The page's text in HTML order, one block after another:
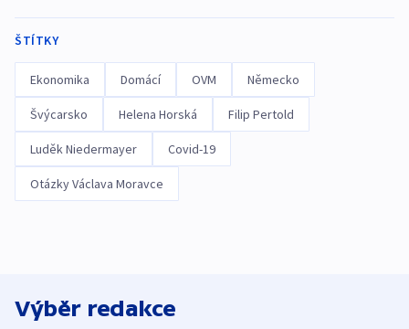
ŠTÍTKY
Ekonomika Domácí OVM Německo
Švýcarsko Helena Horská Filip Pertold
Luděk Niedermayer Covid-19
Otázky Václava Moravce
Výběr redakce